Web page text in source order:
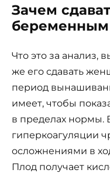
Зачем
беременным
Что это за анализ,
же его сдавать
период
имеет, чтобы
в пределах нормы.
гиперкоагуляции
осложнениями в
Плод получает